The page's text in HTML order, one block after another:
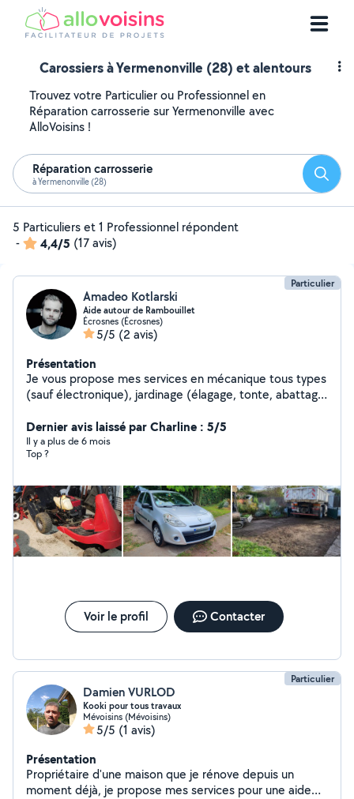
Carossiers à Yermenonville (28) et alentours
Trouvez votre Particulier ou Professionnel en
Réparation carrosserie sur Yermenonville avec
AlloVoisins !
Réparation carrosserie
à Yermenonville (28)
5 Particuliers et 1 Professionnel répondent
-
4,4/5 (17 avis)
Particulier
Amadeo Kotlarski
Aide autour de Rambouillet
Écrosnes (Écrosnes)
5/5 (2 avis)
Présentation
Je vous propose mes services en mécanique tous types
(sauf électronique), jardinage (élagage, tonte, abattage,
déménagements. Outils à disposition : tracteur-
tondeuse/tondeuse, débroussailleur, souffleur,
tronçonneuse, élagueur Diagnostic complet véhicule
Dernier avis laissé par Charline : 5/5
Il y a plus de 6 mois
Top ?
Voir le profil Contacter
Particulier
Damien VURLOD
Kooki pour tous travaux
Mévoisins (Mévoisins)
5/5 (1 avis)
Présentation
Propriétaire d'une maison que je rénove depuis un
moment déjà, je propose mes services pour une aide